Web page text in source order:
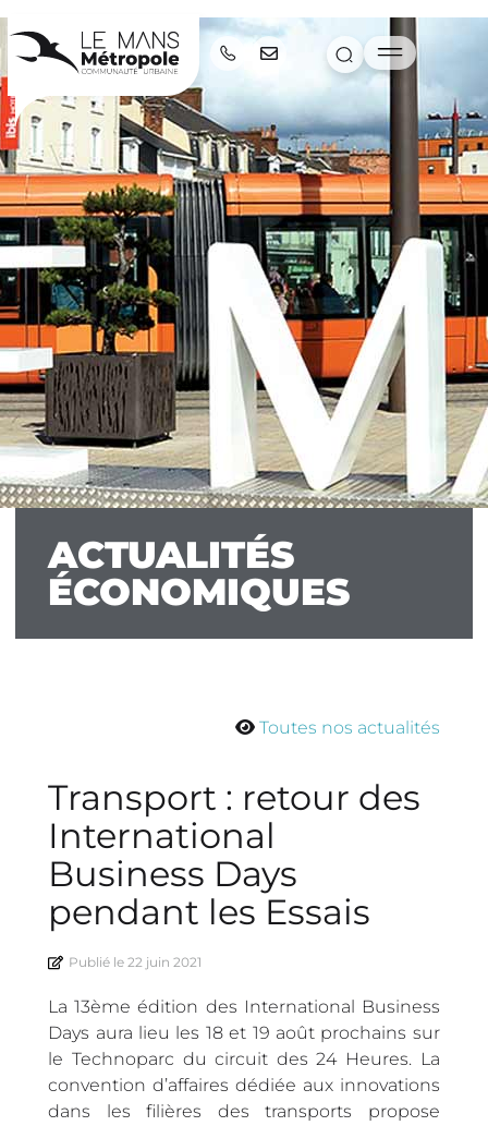
ACTUALITÉS
ÉCONOMIQUES
Toutes nos actualités
Transport : retour des
International
Business Days
pendant les Essais
Publié le 22 juin 2021
La 13ème édition des International Business
Days aura lieu les 18 et 19 août prochains sur
le Technoparc du circuit des 24 Heures. La
convention d’affaires dédiée aux innovations
dans les filières des transports propose